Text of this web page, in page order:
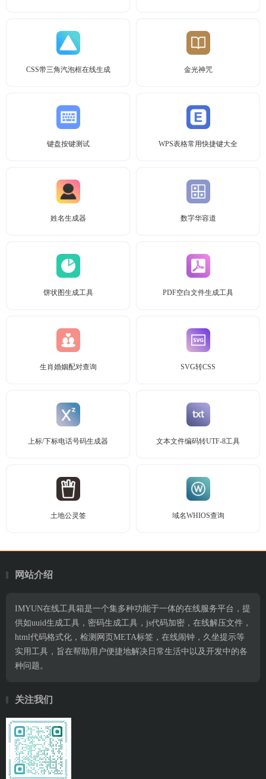
CSS带三角汽泡框在线生成 金光神咒
键盘按键测试 WPS表格常用快捷键大全
姓名生成器 数字华容道
饼状图生成工具 PDF空白文件生成工具
生肖婚姻配对查询 SVG转CSS
上标/下标电话号码生成器 文本文件编码转UTF-8工具
土地公灵签 域名WHIOS查询
网站介绍
IMYUN在线工具箱是一个集多种功能于一体的在线服务平台，提
供如uuid生成工具，密码生成工具，js代码加密，在线解压文件，
html代码格式化，检测网页META标签，在线闹钟，久坐提示等
实用工具，旨在帮助用户便捷地解决日常生活中以及开发中的各
种问题。
关注我们